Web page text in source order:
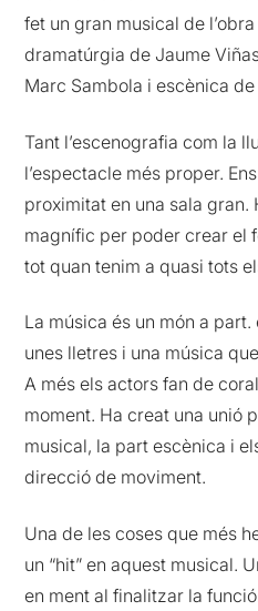
fet un gran musical de
dramatúrgia de Jaume
Marc Sambola i escènica
Tant l’escenografia com la
l’espectacle més proper.
proximitat en una sala gran.
magnífic per poder crear el
tot quan tenim a quasi tots
La música és un món a
unes lletres i una música
A més els actors fan de
moment. Ha creat una unió
musical, la part escènica i
direcció de moviment.
Una de les coses que més
un “hit” en aquest musical.
en ment al finalitzar la